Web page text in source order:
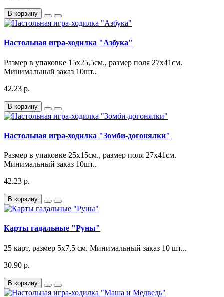
В корзину
Настольная игра-ходилка "Азбука"
Размер в упаковке 15х25,5см., размер поля 27х41см.
Минимальный заказ 10шт..
42.23 р.
В корзину
Настольная игра-ходилка "Зомби-догонялки"
Размер в упаковке 25х15см., размер поля 27х41см.
Минимальный заказ 10шт..
42.23 р.
В корзину
Карты гадальные "Руны"
25 карт, размер 5х7,5 см. Минимальный заказ 10 шт...
30.90 р.
В корзину